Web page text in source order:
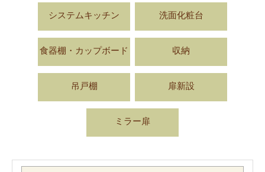
システムキッチン 洗面化粧台
食器棚・カップボード 収納
吊戸棚 扉新設
ミラー扉